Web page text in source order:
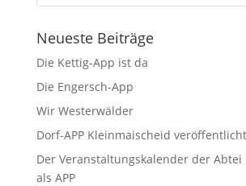
Neueste Beiträge
Die Kettig-App ist da
Die Engersch-App
Wir Westerwälder
Dorf-APP Kleinmaischeid veröffentlicht
Der Veranstaltungskalender der Abtei
als APP